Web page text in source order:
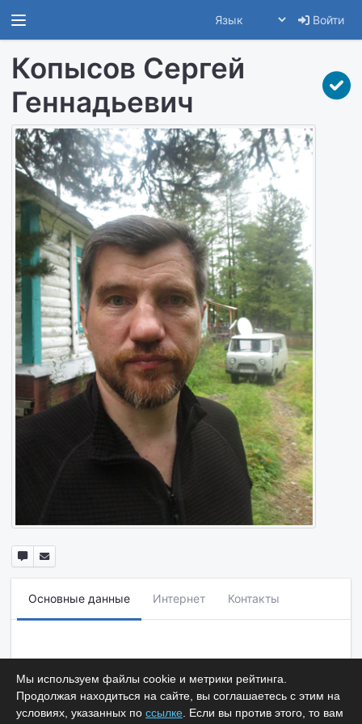
Войти
Копысов Сергей
Геннадьевич
Основные данные Интернет Контакты
Мы используем файлы cookie и метрики рейтинга.
Продолжая находиться на сайте, вы соглашаетесь с этим на
условиях, указанных по ссылке . Если вы против этого, то вам